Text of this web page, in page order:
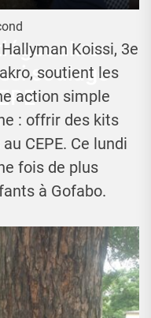
soulage
Koissi, 3e
soutient les
action simple
: offrir des kits
CEPE. Ce lundi
fois de plus
à Gofabo.